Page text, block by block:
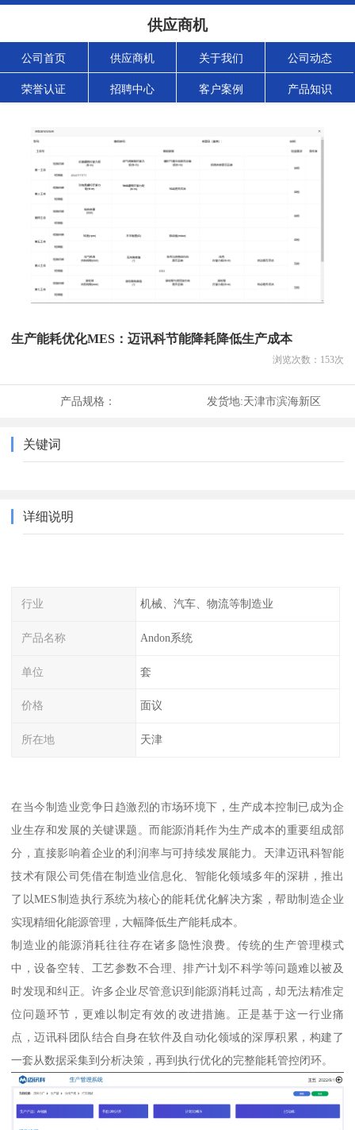
供应商机
公司首页 供应商机 关于我们 公司动态
荣誉认证 招聘中心 客户案例 产品知识
生产能耗优化MES：迈讯科节能降耗降低生产成本
浏览次数： 153次
产品规格： 发货地:天津市滨海新区
关键词
详细说明
行业 机械、汽车、物流等制造业
产品名称 Andon系统
单位 套
价格 面议
所在地 天津
在当今制造业竞争日趋激烈的市场环境下，生产成本控制已成为企
业生存和发展的关键课题。而能源消耗作为生产成本的重要组成部
分，直接影响着企业的利润率与可持续发展能力。天津迈讯科智能
技术有限公司凭借在制造业信息化、智能化领域多年的深耕，推出
了以MES制造执行系统为核心的能耗优化解决方案，帮助制造企业
实现精细化能源管理，大幅降低生产能耗成本。
制造业的能源消耗往往存在诸多隐性浪费。传统的生产管理模式
中，设备空转、工艺参数不合理、排产计划不科学等问题难以被及
时发现和纠正。许多企业尽管意识到能源消耗过高，却无法精准定
位问题环节，更难以制定有效的改进措施。正是基于这一行业痛
点，迈讯科团队结合自身在软件及自动化领域的深厚积累，构建了
一套从数据采集到分析决策，再到执行优化的完整能耗管控闭环。